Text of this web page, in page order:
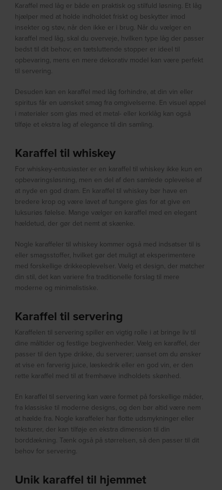
Karaffel med låg er både en praktisk og stilfuld løsning. Et låg
hjælper med at holde indholdet friskt og beskytter imod
insekter og støv, når den ikke er i brug. Når du vælger en
karaffel med låg, skal du overveje, hvilken type låg der passer
bedst til dit behov; en tætsluttende stopper er ideel til
opbevaring, mens en mere dekorativ model kan være perfekt
til servering.
Desuden kan en karaffel med låg forhindre, at din vin eller
spiritus får en uønsket smag fra omgivelserne. En visuel appel
i materialer som glas med et metal- eller korklåg kan også
tilføje et ekstra lag af elegance til din samling.
Karaffel til whiskey
For whiskey-entusiaster er en karaffel til whiskey ikke kun en
opbevaringsløsning, men en del af den samlede oplevelse af
at nyde en god dram. En karaffel til whiskey bør have en
bredere krop og være lavet af tungere glas for at give en
luksuriøs følelse. Mange vælger en karaffel med en elegant
hældetud, der gør det nemt at skænke.
Nogle karaffeler til whiskey kommer også med indsatser til is
eller smagsstoffer, hvilket gør det muligt at eksperimentere
med forskellige drikkeoplevelser. Vælg et design, der matcher
din stil, det kan variere fra traditionelle forslag til mere
moderne og minimalistiske.
Karaffel til servering
Karaffelen til servering spiller en vigtig rolle i at bringe liv til
dine måltider og festlige begivenheder. Vælg en karaffel, der
passer til den type drikke, du serverer; uanset om du ønsker
at vise en farverig juice, læskedrik eller en god vin, er den
rette karaffel med til at fremhæve indholdets skønhed.
En karaffel til servering kan være formet på forskellige måder,
fra klassiske til moderne designs, og den bør altid være nem
at hælde fra. Nogle karaffeler har flotte udsmykninger eller
teksturer, der kan tilføje en ekstra dimension til din
borddækning. Tænk også på størrelsen, så den passer til dit
behov for servering.
Unik karaffel til hjemmet